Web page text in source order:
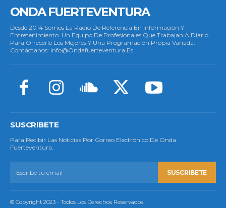
ONDA FUERTEVENTURA
Desde 2014 Somos La Radio De Referencia En Información Y
Entretenimiento. Un Equipo De Profesionales Que Trabajan A Diario
Para Ofrecerle Los Mejores Y Una Programación Propia Variada.
Contáctanos: Info@ondafuerteventura.es
SUSCRIBETE
Para Recibir Las Noticias Por Correo Electrónico De Onda
Fuerteventura.
SUSCRIBETE
© Copyright 2023 - Todos Los Derechos Reservados.